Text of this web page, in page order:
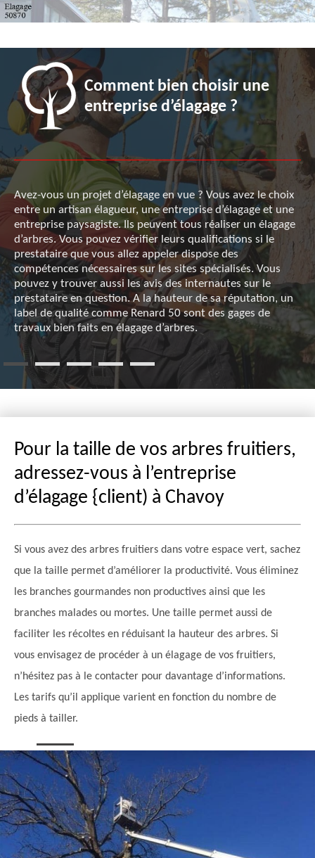
Comment bien choisir une
entreprise d’élagage ?
Avez-vous un projet d’élagage en vue ? Vous avez le choix
entre un artisan élagueur, une entreprise d’élagage et une
entreprise paysagiste. Ils peuvent tous réaliser un élagage
d’arbres. Vous pouvez vérifier leurs qualifications si le
prestataire que vous allez appeler dispose des
compétences nécessaires sur les sites spécialisés. Vous
pouvez y trouver aussi les avis des internautes sur le
prestataire en question. A la hauteur de sa réputation, un
label de qualité comme Renard 50 sont des gages de
travaux bien faits en élagage d’arbres.
Pour la taille de vos arbres fruitiers,
adressez-vous à l’entreprise
d’élagage {client) à Chavoy
Si vous avez des arbres fruitiers dans votre espace vert, sachez
que la taille permet d’améliorer la productivité. Vous éliminez
les branches gourmandes non productives ainsi que les
branches malades ou mortes. Une taille permet aussi de
faciliter les récoltes en réduisant la hauteur des arbres. Si
vous envisagez de procéder à un élagage de vos fruitiers,
n’hésitez pas à le contacter pour davantage d’informations.
Les tarifs qu’il applique varient en fonction du nombre de
pieds à tailler.